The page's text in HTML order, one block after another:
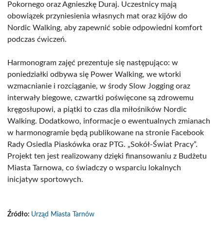
Pokornego oraz Agnieszkę Duraj. Uczestnicy mają
obowiązek przyniesienia własnych mat oraz kijów do
Nordic Walking, aby zapewnić sobie odpowiedni komfort
podczas ćwiczeń.
Harmonogram zajęć prezentuje się następująco: w
poniedziałki odbywa się Power Walking, we wtorki
wzmacnianie i rozciąganie, w środy Slow Jogging oraz
interwały biegowe, czwartki poświęcone są zdrowemu
kręgosłupowi, a piątki to czas dla miłośników Nordic
Walking. Dodatkowo, informacje o ewentualnych zmianach
w harmonogramie będą publikowane na stronie Facebook
Rady Osiedla Piaskówka oraz PTG. „Sokół-Świat Pracy”.
Projekt ten jest realizowany dzięki finansowaniu z Budżetu
Miasta Tarnowa, co świadczy o wsparciu lokalnych
inicjatyw sportowych.
Źródło: Urząd Miasta Tarnów